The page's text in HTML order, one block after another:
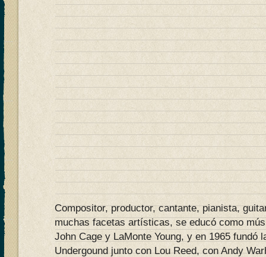
Compositor, productor, cantante, pianista,
muchas facetas artísticas, se educó como
John Cage y LaMonte Young, y en 1965 fundó
Undergound junto con Lou Reed, con Andy